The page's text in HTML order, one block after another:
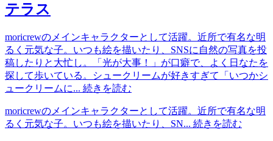
テラス
moricrewのメインキャラクターとして活躍。近所で有名な明
るく元気な子。いつも絵を描いたり、SNSに自然の写真を投
稿したりと大忙し。「光が大事！」が口癖で、よく日なたを
探して歩いている。シュークリームが好きすぎて「いつかシ
ュークリームに... 続きを読む
moricrewのメインキャラクターとして活躍。近所で有名な明
るく元気な子。いつも絵を描いたり、SN... 続きを読む